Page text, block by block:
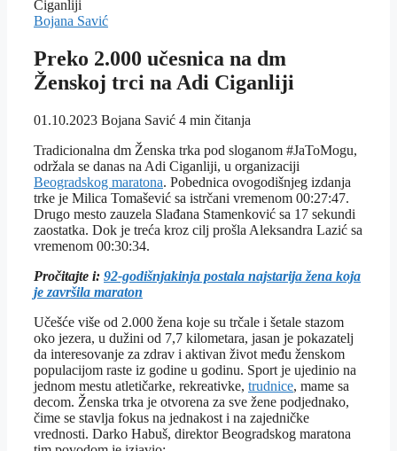
Bojana Savić
Preko 2.000 učesnica na dm
Ženskoj trci na Adi Ciganliji
01.10.2023 Bojana Savić 4 min čitanja
Tradicionalna dm Ženska trka pod sloganom #JaToMogu,
održala se danas na Adi Ciganliji, u organizaciji
Beogradskog maratona. Pobednica ovogodišnjeg izdanja
trke je Milica Tomašević sa istrčani vremenom 00:27:47.
Drugo mesto zauzela Slađana Stamenković sa 17 sekundi
zaostatka. Dok je treća kroz cilj prošla Aleksandra Lazić sa
vremenom 00:30:34.
Pročitajte i: 92-godišnjakinja postala najstarija žena koja
je završila maraton
Učešće više od 2.000 žena koje su trčale i šetale stazom
oko jezera, u dužini od 7,7 kilometara, jasan je pokazatelj
da interesovanje za zdrav i aktivan život među ženskom
populacijom raste iz godine u godinu. Sport je ujedinio na
jednom mestu atletičarke, rekreativke, trudnice, mame sa
decom. Ženska trka je otvorena za sve žene podjednako,
čime se stavlja fokus na jednakost i na zajedničke
vrednosti. Darko Hаbuš, direktor Beogradskog maratona